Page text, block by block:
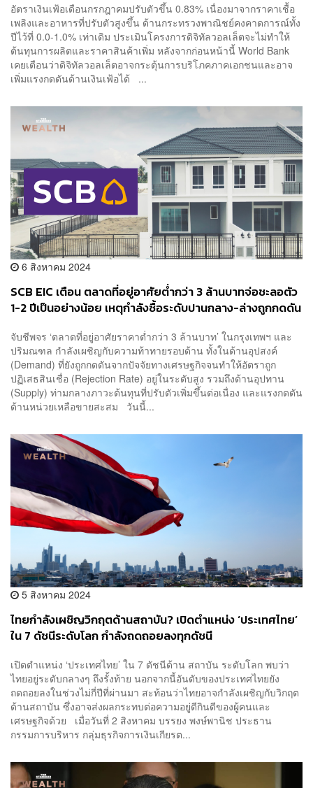
อัตราเงินเฟ้อเดือนกรกฎาคมปรับตัวขึ้น 0.83% เนื่องมาจากราคาเชื้อ
เพลิงและอาหารที่ปรับตัวสูงขึ้น ด้านกระทรวงพาณิชย์คงคาดการณ์ทั้ง
ปีไว้ที่ 0.0-1.0% เท่าเดิม ประเมินโครงการดิจิทัลวอลเล็ตจะไม่ทำให้
ต้นทุนการผลิตและราคาสินค้าเพิ่ม หลังจากก่อนหน้านี้ World Bank
เคยเตือนว่าดิจิทัลวอลเล็ตอาจกระตุ้นการบริโภคภาคเอกชนและอาจ
เพิ่มแรงกดดันด้านเงินเฟ้อได้ ...
6 สิงหาคม 2024
SCB EIC เตือน ตลาดที่อยู่อาศัยต่ำกว่า 3 ล้านบาทจ่อชะลอตัว
1-2 ปีเป็นอย่างน้อย เหตุกำลังซื้อระดับปานกลาง-ล่างถูกกดดัน
จับชีพจร ‘ตลาดที่อยู่อาศัยราคาต่ำกว่า 3 ล้านบาท’ ในกรุงเทพฯ และ
ปริมณฑล กำลังเผชิญกับความท้าทายรอบด้าน ทั้งในด้านอุปสงค์
(Demand) ที่ยังถูกกดดันจากปัจจัยทางเศรษฐกิจจนทำให้อัตราถูก
ปฏิเสธสินเชื่อ (Rejection Rate) อยู่ในระดับสูง รวมถึงด้านอุปทาน
(Supply) ท่ามกลางภาวะต้นทุนที่ปรับตัวเพิ่มขึ้นต่อเนื่อง และแรงกดดัน
ด้านหน่วยเหลือขายสะสม วันนี้...
5 สิงหาคม 2024
ไทยกำลังเผชิญวิกฤตด้านสถาบัน? เปิดตำแหน่ง ‘ประเทศไทย’
ใน 7 ดัชนีระดับโลก กำลังถดถอยลงทุกดัชนี
เปิดตำแหน่ง ‘ประเทศไทย’ ใน 7 ดัชนีด้าน สถาบัน ระดับโลก พบว่า
ไทยอยู่ระดับกลางๆ ถึงรั้งท้าย นอกจากนี้อันดับของประเทศไทยยัง
ถดถอยลงในช่วงไม่กี่ปีที่ผ่านมา สะท้อนว่าไทยอาจกำลังเผชิญกับวิกฤต
ด้านสถาบัน ซึ่งอาจส่งผลกระทบต่อความอยู่ดีกินดีของผู้คนและ
เศรษฐกิจด้วย เมื่อวันที่ 2 สิงหาคม บรรยง พงษ์พานิช ประธาน
กรรมการบริหาร กลุ่มธุรกิจการเงินเกียรต...